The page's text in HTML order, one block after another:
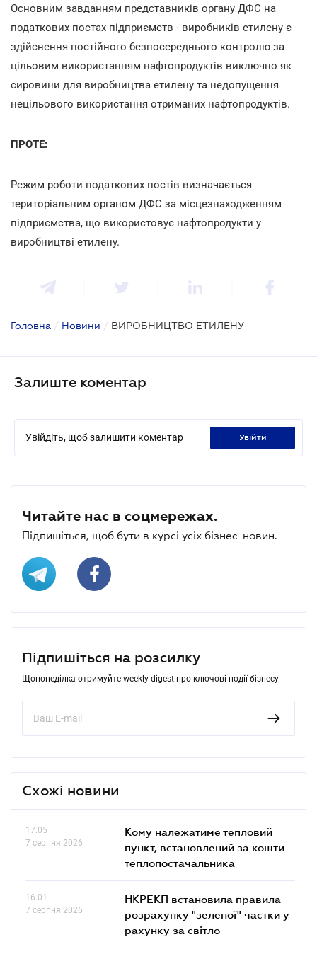
Основним завданням представників органу ДФС на
податкових постах підприємств - виробників етилену є
здійснення постійного безпосереднього контролю за
цільовим використанням нафтопродуктів виключно як
сировини для виробництва етилену та недопущення
нецільового використання отриманих нафтопродуктів.
ПРОТЕ:
Режим роботи податкових постів визначається
територіальним органом ДФС за місцезнаходженням
підприємства, що використовує нафтопродукти у
виробництві етилену.
Головна / Новини / ВИРОБНИЦТВО ЕТИЛЕНУ
Залиште коментар
Увійдіть, щоб залишити коментар увійти
Читайте нас в соцмережах.
Підпишіться, щоб бути в курсі усіх бізнес-новин.
Підпишіться на розсилку
Щопонеділка отримуйте weekly-digest про ключові події бізнесу
Схожі новини
17.05
7 серпня 2026
Кому належатиме тепловий
пункт, встановлений за кошти
теплопостачальника
16.01
7 серпня 2026
НКРЕКП встановила правила
розрахунку "зеленої" частки у
рахунку за світло